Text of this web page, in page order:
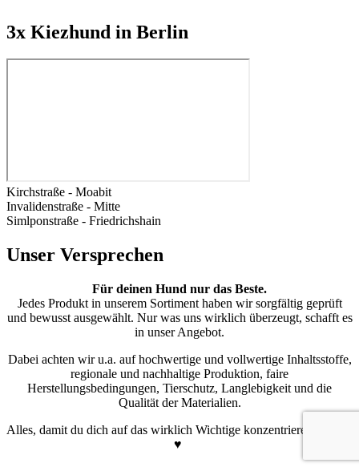
3x Kiezhund in Berlin
Kirchstraße - Moabit
Invalidenstraße - Mitte
Simlponstraße - Friedrichshain
Unser Versprechen
Für deinen Hund nur das Beste.
Jedes Produkt in unserem Sortiment haben wir sorgfältig geprüft
und bewusst ausgewählt. Nur was uns wirklich überzeugt, schafft es
in unser Angebot.
Dabei achten wir u.a. auf hochwertige und vollwertige Inhaltsstoffe,
regionale und nachhaltige Produktion, faire
Herstellungsbedingungen, Tierschutz, Langlebigkeit und die
Qualität der Materialien.
Alles, damit du dich auf das wirklich Wichtige konzentrieren kannst!
♥